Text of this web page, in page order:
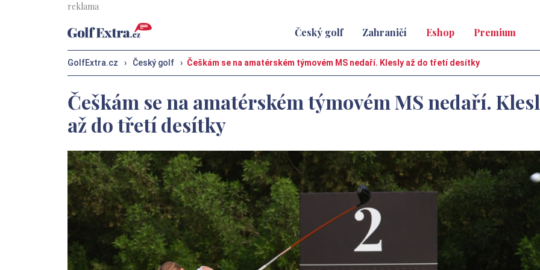
Český golf Zahraničí Eshop Premium
GolfExtra.cz › Český golf › Češkám se na amatérském týmovém MS nedaří. Klesly až do třetí desítky
Češkám se na amatérském týmovém MS nedaří.
až do třetí desítky